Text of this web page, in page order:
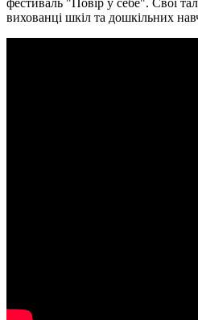
вихованці шкіл та дошкільних